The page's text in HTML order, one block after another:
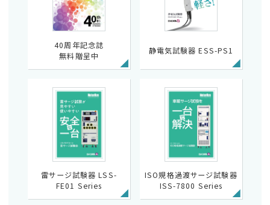
40周年記念誌
無料贈呈中
静電気試験器 ESS-PS1
雷サージ試験器 LSS-
FE01 Series
ISO規格過渡サージ試験器
ISS-7800 Series